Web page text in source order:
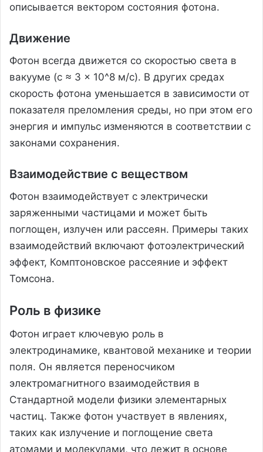
описывается вектором состояния фотона.
Движение
Фотон всегда движется со скоростью света в
вакууме (c ≈ 3 × 10^8 м/с). В других средах
скорость фотона уменьшается в зависимости от
показателя преломления среды, но при этом его
энергия и импульс изменяются в соответствии с
законами сохранения.
Взаимодействие с веществом
Фотон взаимодействует с электрически
заряженными частицами и может быть
поглощен, излучен или рассеян. Примеры таких
взаимодействий включают фотоэлектрический
эффект, Комптоновское рассеяние и эффект
Томсона.
Роль в физике
Фотон играет ключевую роль в
электродинамике, квантовой механике и теории
поля. Он является переносчиком
электромагнитного взаимодействия в
Стандартной модели физики элементарных
частиц. Также фотон участвует в явлениях,
таких как излучение и поглощение света
атомами и молекулами, что лежит в основе